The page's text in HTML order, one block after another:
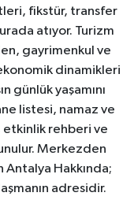
fikstür, transfer
atıyor. Turizm
gayrimenkul ve
dinamikleri
günlük yaşamını
listesi, namaz ve
etkinlik rehberi ve
Merkezden
Antalya Hakkında;
adresidir.